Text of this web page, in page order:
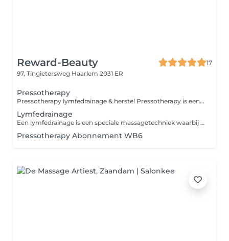
Reward-Beauty
17
97, Tingietersweg Haarlem 2031 ER
Pressotherapy
Pressotherapy lymfedrainage & herstel Pressotherapy is een mechanische compressietherapie waarbij speciale compressie-manchetten met ritmische luchtdruk het lymfesysteem en de bloedcirculatie stimuleren. Deze techniek, ook bekend als intermitterende pneumatische compressie, wordt in de medische en fysiotherapeutische praktijk toegepast ter ondersteuning van lymfedrainage en vochtregulatie. Door de gecontroleerde drukgolven kan de behandeling helpen bij het verminderen van vochtophoping (oedeem) en het ondersteunen van de afvoer van lymfevocht. Veel mensen ervaren daarnaast verlichting van zware of vermoeide benen, bijvoorbeeld na lang staan, zitten of intensieve belasting. Wetenschappelijk onderbouwde toepassingen Ondersteuning van lymfedrainage Vermindering van vochtophoping (oedeem) Stimulatie van bloedcirculatie in de benen Ondersteuning bij herstel na lichamelijke inspanning Kan worden toegepast in herstelprogramma's na bepaalde operaties (alleen wanneer medisch toegestaan) Daarnaast wordt deze vorm van ritmische compressie door sommige therapeuten gebruikt als ondersteunende behandeling bij stress- en burn-outklachten, omdat de behandeling het lichaam helpt te ontspannen en de doorbloeding ondersteunt. Voor wie niet geschikt Pressotherapy wordt niet aangeraden bij: actieve trombose of ernstige vaatproblemen ernstige hart- en vaatziekten acute infecties of ontstekingen onbehandelde hypertensie (hoge bloeddruk) zwangerschap (tenzij medisch toegestaan) Bij twijfel kijken we altijd samen of de behandeling veilig voor je is. Moment voor jezelf Pressotherapy kan ook simpelweg een rustmoment voor jezelf zijn. Je ligt comfortabel terwijl de behandeling het werk doet zonder inspanning of gedoe. Neem gerust je favoriete rustgevende muziek mee, of vraag ons om een playlist. Sluit even af van de drukte en geef je lichaam tijd om te herstellen. Abonnement mogelijk Omdat lymfedrainage vaak regelmatige stimulatie nodig heeft, biedt Reward-Beauty ook een abonnement voor deze behandeling. Zo kun je het lichaam structureel ondersteunen in herstel en balans. Reward yourself.
Lymfedrainage
Een lymfedrainage is een speciale massagetechniek waarbij met zachte ronddraaiende bewegingen de afvoer van vocht, en daarmee gifstoffen, wordt gestimuleerd. Het kan ook helpen bij het behandelen en verminderen van vochtophopingen (oedemen).
Pressotherapy Abonnement WB6